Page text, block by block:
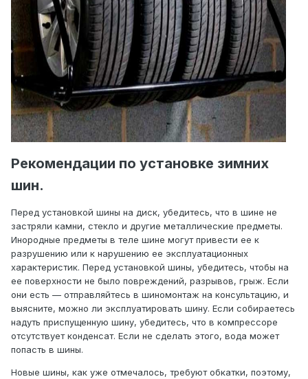
Рекомендации по установке зимних
шин.
Перед установкой шины на диск, убедитесь, что в шине не
застряли камни, стекло и другие металлические предметы.
Инородные предметы в теле шине могут привести ее к
разрушению или к нарушению ее эксплуатационных
характеристик. Перед установкой шины, убедитесь, чтобы на
ее поверхности не было повреждений, разрывов, грыж. Если
они есть — отправляйтесь в шиномонтаж на консультацию, и
выясните, можно ли эксплуатировать шину. Если собираетесь
надуть приспущенную шину, убедитесь, что в компрессоре
отсутствует конденсат. Если не сделать этого, вода может
попасть в шины.
Новые шины, как уже отмечалось, требуют обкатки, поэтому,